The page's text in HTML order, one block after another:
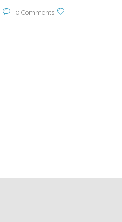
0 Comments